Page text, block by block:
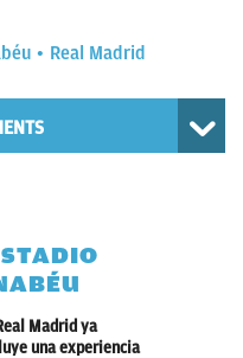
Real Madrid
Madrid ya
una experiencia